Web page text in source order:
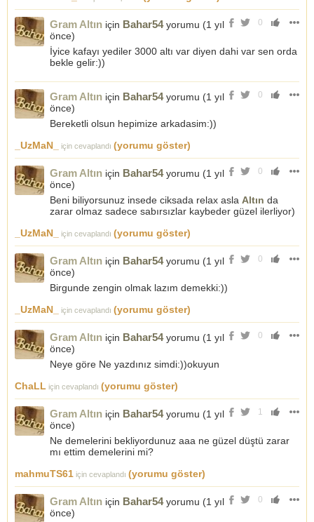
0
Gram Altın için Bahar54yorumu (1 yıl
önce)
İyice kafayı yediler 3000 altı var diyen dahi var sen orda
bekle gelir:))
0
Gram Altın için Bahar54yorumu (1 yıl
önce)
Bereketli olsun hepimize arkadasim:))
_UzMaN_
için cevaplandı (yorumu göster)
0
Gram Altın için Bahar54yorumu (1 yıl
önce)
Beni biliyorsunuz insede ciksada relax asla Altın da
zarar olmaz sadece sabırsızlar kaybeder güzel ilerliyor)
_UzMaN_
için cevaplandı (yorumu göster)
0
Gram Altın için Bahar54yorumu (1 yıl
önce)
Birgunde zengin olmak lazım demekki:))
_UzMaN_
için cevaplandı (yorumu göster)
0
Gram Altın için Bahar54yorumu (1 yıl
önce)
Neye göre Ne yazdınız simdi:))okuyun
ChaLL için cevaplandı (yorumu göster)
1
Gram Altın için Bahar54yorumu (1 yıl
önce)
Ne demelerini bekliyordunuz aaa ne güzel düştü zarar
mı ettim demelerini mi?
mahmuTS61 için cevaplandı (yorumu göster)
0
Gram Altın için Bahar54yorumu (1 yıl
önce)